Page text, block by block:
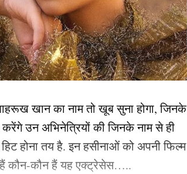
के रूप में देखते हैं।’ अभिषेक बच्चन
ने अपने करियर को ठंडे बस्ते में डाल दिया
दिया क्योंकि वह बच्चों के साथ समय बिताना
मुझे लगता है कि काम के बाद दिन के अंत
सकता – Abhishek
खान का नाम तो खूब सुना होगा, जिनके
उन अभिनेत्रियों की जिनके नाम से ही
होना तय है. इन हसीनाओं को अपनी फिल्म
हैं कौन-कौन हैं यह एक्ट्रेसेस…..